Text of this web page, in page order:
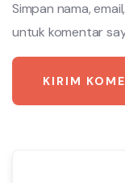
Simpan nama,
untuk komentar